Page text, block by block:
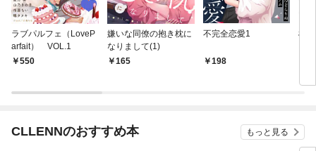
ラブパルフェ（LoveP
arfait） VOL.1
550
嫌いな同僚の抱き枕に
なりまして(1)
165
不完全恋愛1
198
極
CLLENNのおすすめ本 もっと見る